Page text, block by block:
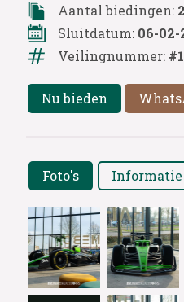
Aantal biedingen:
Sluitdatum: 06-02-
Veilingnummer:
Nu bieden
Foto's Informatie